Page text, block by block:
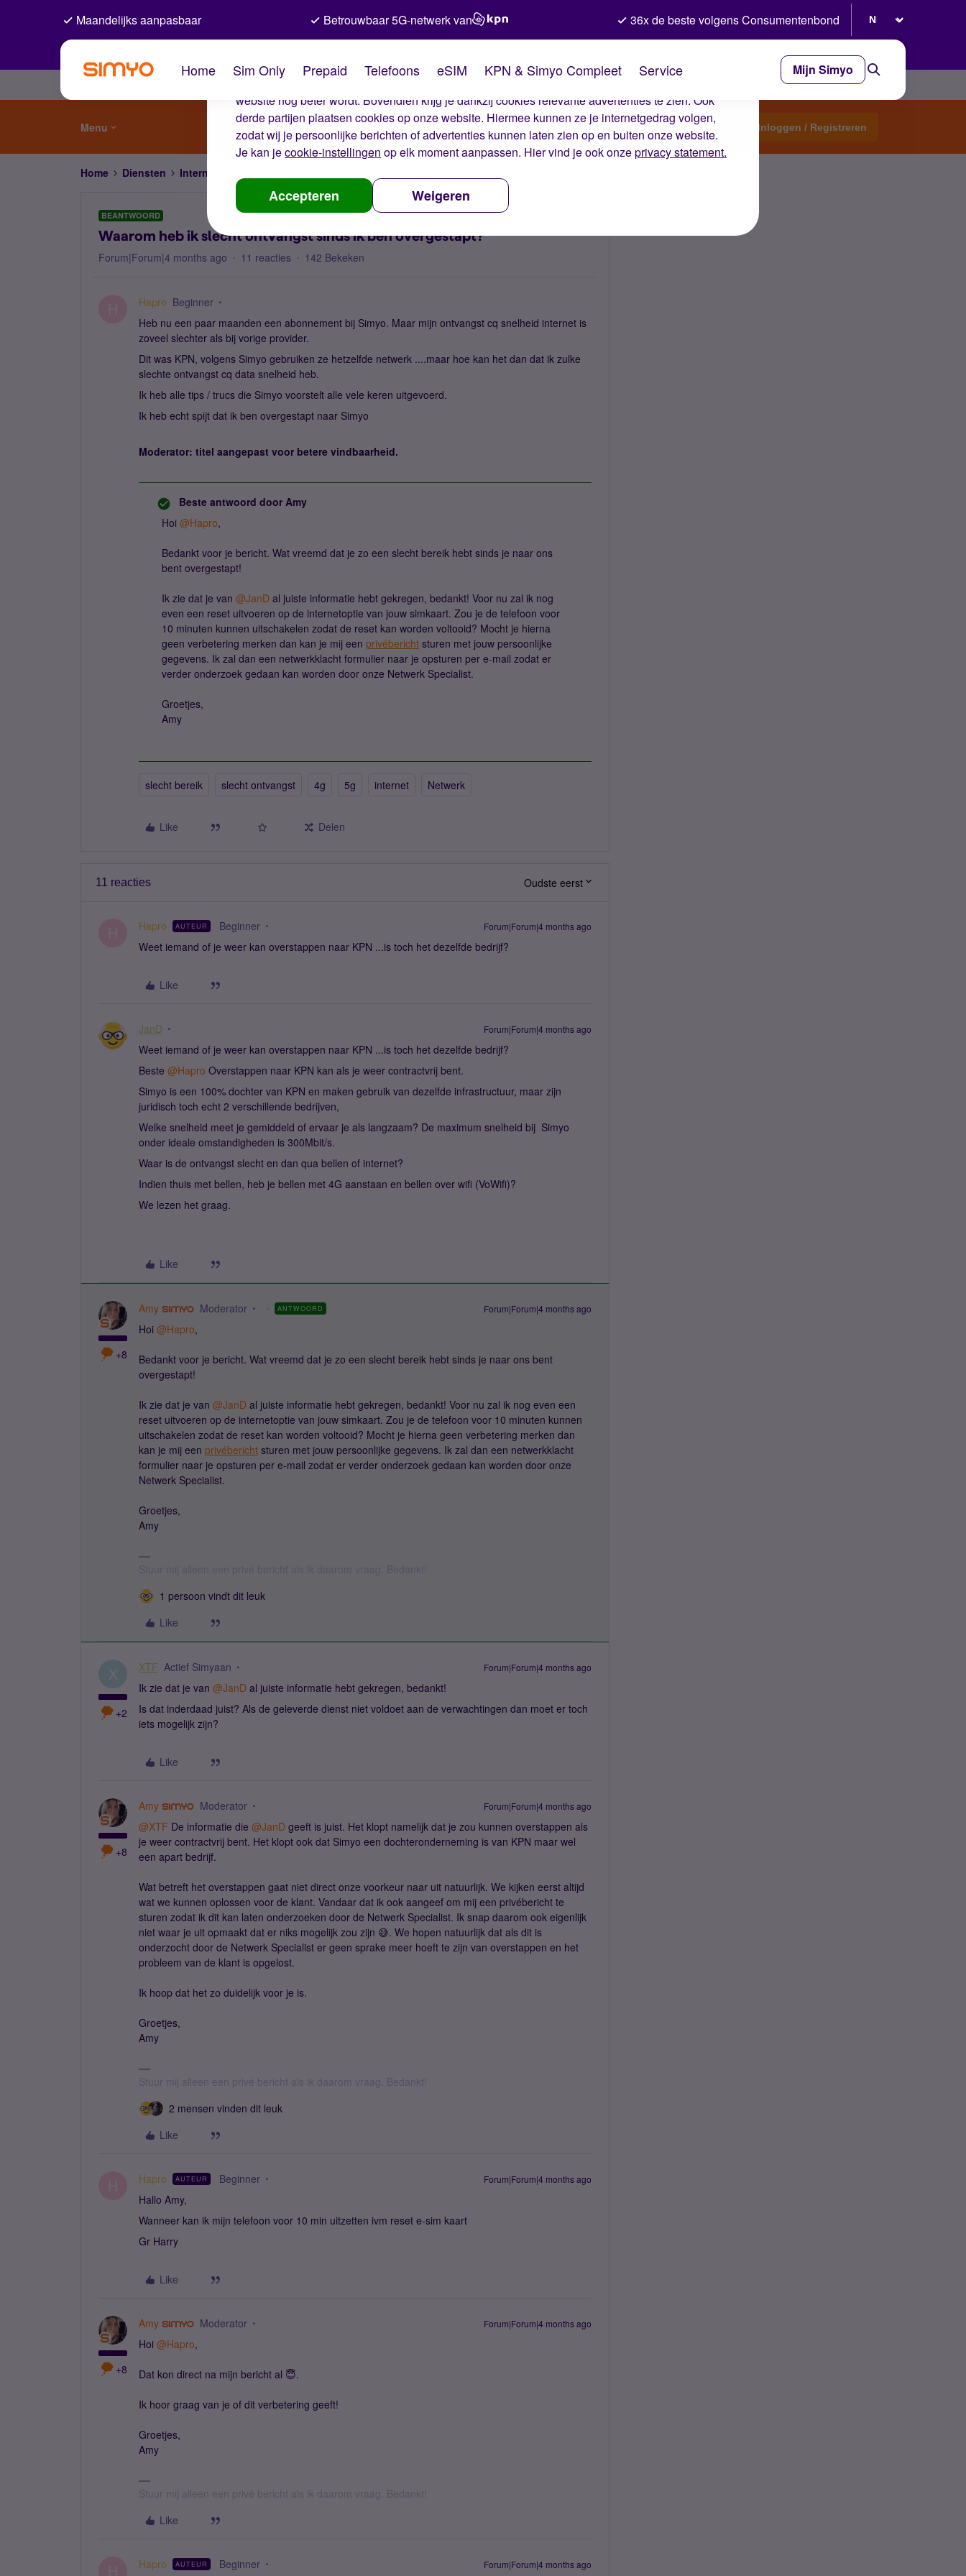
De cookies van Simyo
Wij gebruiken cookies op onze website. Met deze cookies zorgen wij ervoor dat je ervaring op de
website nog beter wordt. Bovendien krijg je dankzij cookies relevante advertenties te zien. Ook
derde partijen plaatsen cookies op onze website. Hiermee kunnen ze je internetgedrag volgen,
zodat wij je persoonlijke berichten of advertenties kunnen laten zien op en buiten onze website.
Je kan jecookie-instellingen op elk moment aanpassen. Hier vind je ook onzeprivacy statement.
Accepteren Weigeren
Maandelijks aanpasbaar Betrouwbaar 5G-netwerk van 36x de beste volgens Consumentenbond
Home Sim Only Prepaid Telefoons eSIM KPN & Simyo Compleet Service Mijn Simyo
Menu Start een topic Inloggen / Registreren
Home Diensten Internet, 4G en 5G
BEANTWOORD
Waarom heb ik slecht ontvangst sinds ik ben overgestapt?
Forum|Forum|4 months ago 11 reacties 142 Bekeken
Hapro Beginner
Heb nu een paar maanden een abonnement bij Simyo. Maar mijn ontvangst cq snelheid internet is
zoveel slechter als bij vorige provider.
Dit was KPN, volgens Simyo gebruiken ze hetzelfde netwerk ....maar hoe kan het dan dat ik zulke
slechte ontvangst cq data snelheid heb.
Ik heb alle tips / trucs die Simyo voorstelt alle vele keren uitgevoerd.
Ik heb echt spijt dat ik ben overgestapt naar Simyo
Moderator: titel aangepast voor betere vindbaarheid.
Beste antwoord door Amy
Hoi ​ @Hapro,
Bedankt voor je bericht. Wat vreemd dat je zo een slecht bereik hebt sinds je naar ons
bent overgestapt!
Ik zie dat je van ​ @JanD al juiste informatie hebt gekregen, bedankt! Voor nu zal ik nog
even een reset uitvoeren op de internetoptie van jouw simkaart. Zou je de telefoon voor
10 minuten kunnen uitschakelen zodat de reset kan worden voltooid? Mocht je hierna
geen verbetering merken dan kan je mij een privébericht sturen met jouw persoonlijke
gegevens. Ik zal dan een netwerkklacht formulier naar je opsturen per e-mail zodat er
verder onderzoek gedaan kan worden door onze Netwerk Specialist.
Groetjes,
Amy
slecht bereik slecht ontvangst 4g 5g internet Netwerk
Like Delen
11 reacties Oudste eerst
Hapro AUTEUR Beginner Forum|Forum|4 months ago
Weet iemand of je weer kan overstappen naar KPN ...is toch het dezelfde bedrijf?
Like
JanD Forum|Forum|4 months ago
Weet iemand of je weer kan overstappen naar KPN ...is toch het dezelfde bedrijf?
Beste ​ @Hapro Overstappen naar KPN kan als je weer contractvrij bent.
Simyo is een 100% dochter van KPN en maken gebruik van dezelfde infrastructuur, maar zijn
juridisch toch echt 2 verschillende bedrijven,
Welke snelheid meet je gemiddeld of ervaar je als langzaam? De maximum snelheid bij Simyo
onder ideale omstandigheden is 300Mbit/s.
Waar is de ontvangst slecht en dan qua bellen of internet?
Indien thuis met bellen, heb je bellen met 4G aanstaan en bellen over wifi (VoWifi)?
We lezen het graag.
Like
+8
Amy Moderator ANTWOORD Forum|Forum|4 months ago
Hoi ​ @Hapro,
Bedankt voor je bericht. Wat vreemd dat je zo een slecht bereik hebt sinds je naar ons bent
overgestapt!
Ik zie dat je van ​ @JanD al juiste informatie hebt gekregen, bedankt! Voor nu zal ik nog even een
reset uitvoeren op de internetoptie van jouw simkaart. Zou je de telefoon voor 10 minuten kunnen
uitschakelen zodat de reset kan worden voltooid? Mocht je hierna geen verbetering merken dan
kan je mij een privébericht sturen met jouw persoonlijke gegevens. Ik zal dan een netwerkklacht
formulier naar je opsturen per e-mail zodat er verder onderzoek gedaan kan worden door onze
Netwerk Specialist.
Groetjes,
Amy
1 persoon vindt dit leuk
Like
X
+2
XTF Actief Simyaan Forum|Forum|4 months ago
Ik zie dat je van ​ @JanD al juiste informatie hebt gekregen, bedankt!
Is dat inderdaad juist? Als de geleverde dienst niet voldoet aan de verwachtingen dan moet er toch
iets mogelijk zijn?
Like
+8
Amy Moderator Forum|Forum|4 months ago
@XTF De informatie die ​ @JanD geeft is juist. Het klopt namelijk dat je zou kunnen overstappen als
je weer contractvrij bent. Het klopt ook dat Simyo een dochteronderneming is van KPN maar wel
een apart bedrijf.
Wat betreft het overstappen gaat niet direct onze voorkeur naar uit natuurlijk. We kijken eerst altijd
wat we kunnen oplossen voor de klant. Vandaar dat ik ook aangeef om mij een privébericht te
sturen zodat ik dit kan laten onderzoeken door de Netwerk Specialist. Ik snap daarom ook eigenlijk
niet waar je uit opmaakt dat er niks mogelijk zou zijn 😅. We hopen natuurlijk dat als dit is
onderzocht door de Netwerk Specialist er geen sprake meer hoeft te zijn van overstappen en het
probleem van de klant is opgelost.
Ik hoop dat het zo duidelijk voor je is.
Groetjes,
Amy
Stuur mij alleen een privé bericht als ik daarom vraag. Bedankt!
2 mensen vinden dit leuk
Like
Hapro AUTEUR Beginner Forum|Forum|4 months ago
Hallo Amy,
Wanneer kan ik mijn telefoon voor 10 min uitzetten ivm reset e-sim kaart
Gr Harry
Like
+8
Amy Moderator Forum|Forum|4 months ago
Hoi ​ @Hapro,
Dat kon direct na mijn bericht al 😇.
Ik hoor graag van je of dit verbetering geeft!
Groetjes,
Amy
Stuur mij alleen een privé bericht als ik daarom vraag. Bedankt!
Like
Hapro AUTEUR Beginner Forum|Forum|4 months ago